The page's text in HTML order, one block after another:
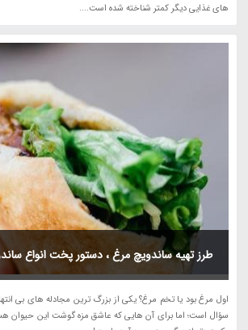
های غذایی دیگر کمتر شناخته شده است....
طرز تهیه ساندویچ مرغ ، دستور پخت انواع
اول مرغ بود یا تخم مرغ؟ یکی از بزرگ ترین مجادله های بی
سؤال است؛ اما برای آن هایی که عاشق مزه گوشت این حیوان